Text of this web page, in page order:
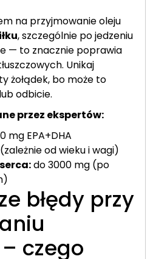
na przyjmowanie oleju
, szczególnie po jedzeniu
— to znacznie poprawia
Unikaj
żołądek, bo może to
odbicie.
przez ekspertów:
mg EPA+DHA
od wieku i wagi)
do 3000 mg (po
błędy przy
czego